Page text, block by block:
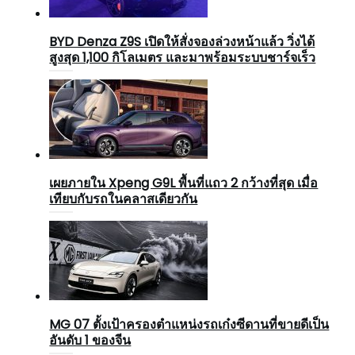
BYD Denza Z9S เปิดให้สั่งจองล่วงหน้าแล้ว วิ่งได้
สูงสุด 1,100 กิโลเมตร และมาพร้อมระบบชาร์จเร็ว
เผยภายใน Xpeng G9L พื้นที่แถว 2 กว้างที่สุด เมื่อ
เทียบกับรถในคลาสเดียวกัน
MG 07 ตั้งเป้าครองตำแหน่งรถเก๋งซีดานที่ขายดีเป็น
อันดับ 1 ของจีน